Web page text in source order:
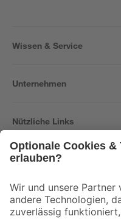
Wissen & Service
Unternehmen
Nützliche Links
Der toom Newsletter: Keine
Zur Newsletter